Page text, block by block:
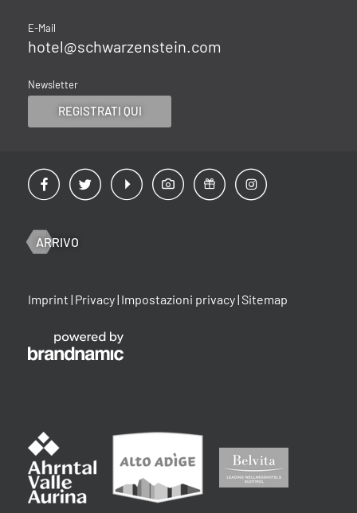
ARRIVO
Imprint | Privacy| Impostazioni privacy|Sitemap
E-Mail
hotel@schwarzenstein.com
Newsletter
REGISTRATI QUI